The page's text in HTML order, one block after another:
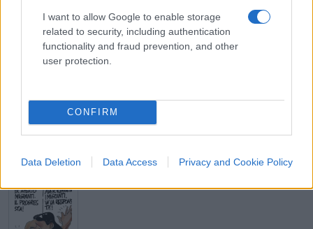
I want to allow Google to enable storage
related to security, including authentication
functionality and fraud prevention, and other
user protection.
CONFIRM
Data Deletion Data Access Privacy and Cookie Policy
Corrado Ocone, 9 novembre 2022
SEDUTE SATIRICHE